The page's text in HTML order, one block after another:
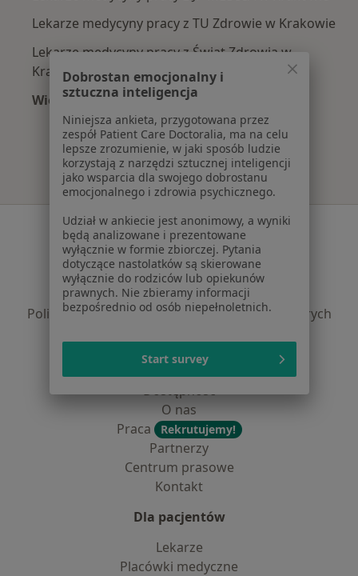
Lekarze medycyny pracy z TU Zdrowie w Krakowie
Lekarze medycyny pracy z Świat Zdrowia w
Krakowie
Więcej (3)
Więcej w kategorii: Najpopularniejsze
Serwis
Regulamin
Polityka prywatności pacjentów
Polityka prywatności profesjonalistów
Polityka prywatności dla profesjonalistów, których
Polityka cookies
Jak działają wyniki wyszukiwania
Dostępność
O nas
Praca
Rekrutujemy!
Partnerzy
Centrum prasowe
Kontakt
Dla pacjentów
Lekarze
Placówki medyczne
Dobrostan emocjonalny i
sztuczna inteligencja
Niniejsza ankieta, przygotowana przez
zespół Patient Care Doctoralia, ma na celu
lepsze zrozumienie, w jaki sposób ludzie
korzystają z narzędzi sztucznej inteligencji
jako wsparcia dla swojego dobrostanu
emocjonalnego i zdrowia psychicznego.
Udział w ankiecie jest anonimowy, a wyniki
będą analizowane i prezentowane
wyłącznie w formie zbiorczej. Pytania
dotyczące nastolatków są skierowane
wyłącznie do rodziców lub opiekunów
prawnych. Nie zbieramy informacji
bezpośrednio od osób niepełnoletnich.
Start survey